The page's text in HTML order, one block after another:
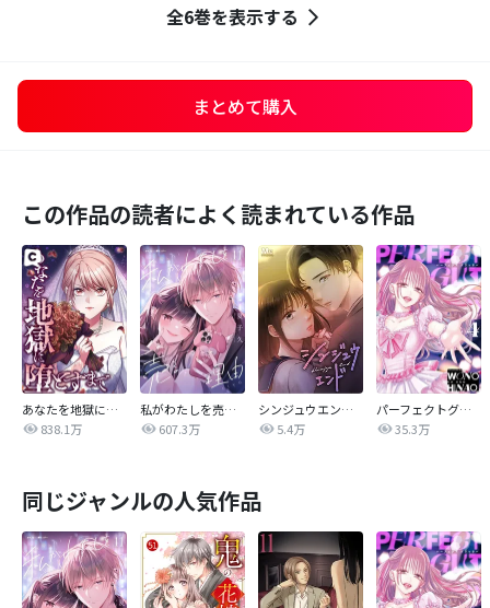
全6巻を表示する
まとめて購入
この作品の読者によく読まれている作品
あなたを地獄に堕とすまで
838.1万
私がわたしを売る理由
607.3万
シンジュウエンド【タテヨミ】
5.4万
パーフェクトグリッター
35.3万
同じジャンルの人気作品